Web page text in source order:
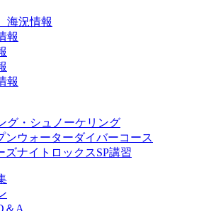
海況情報
報
報